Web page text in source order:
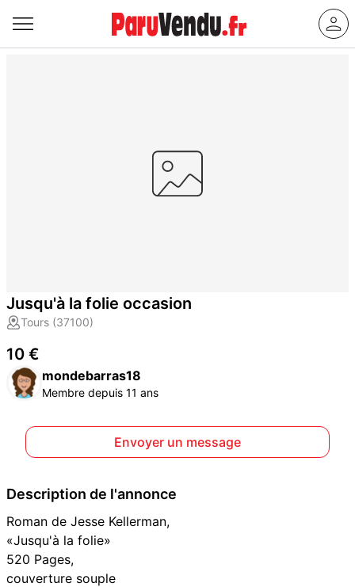
Jusqu'à la folie occasion
Tours (37100)
10 €
mondebarras18
Membre depuis 11 ans
Envoyer un message
Description de l'annonce
Roman de Jesse Kellerman,
«Jusqu'à la folie»
520 Pages,
couverture souple